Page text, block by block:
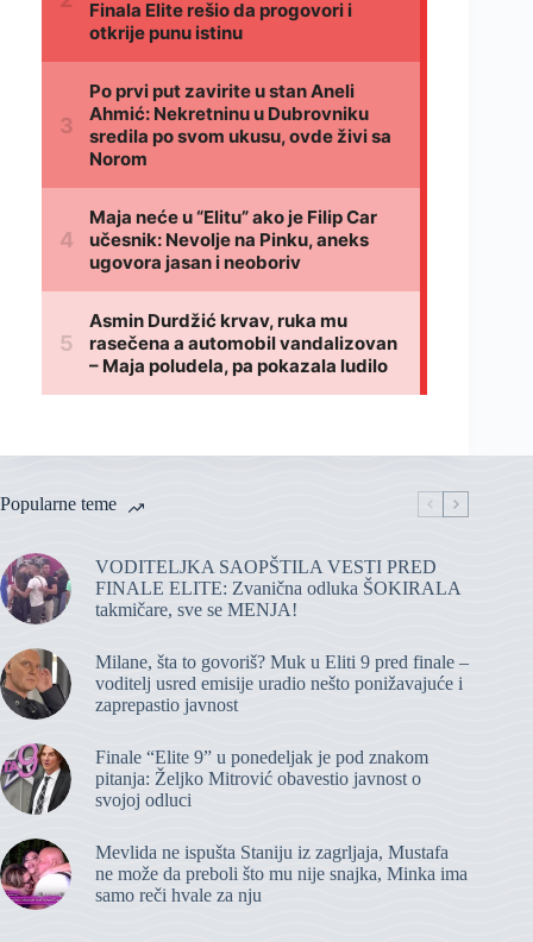
Popularne teme
VODITELJKA SAOPŠTILA VESTI PRED
FINALE ELITE: Zvanična odluka ŠOKIRALA
takmičare, sve se MENJA!
Milane, šta to govoriš? Muk u Eliti 9 pred finale –
voditelj usred emisije uradio nešto ponižavajuće i
zaprepastio javnost
Finale “Elite 9” u ponedeljak je pod znakom
pitanja: Željko Mitrović obavestio javnost o
svojoj odluci
Mevlida ne ispušta Staniju iz zagrljaja, Mustafa
ne može da preboli što mu nije snajka, Minka ima
samo reči hvale za nju